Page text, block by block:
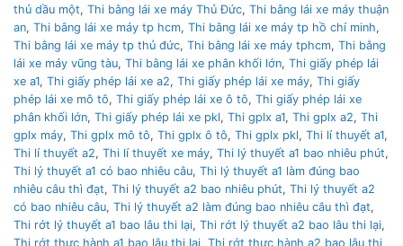
thủ dầu một, Thi bằng lái xe máy Thủ Đức, Thi bằng lái xe máy thuận
an, Thi bằng lái xe máy tp hcm, Thi bằng lái xe máy tp hồ chí minh,
Thi bằng lái xe máy tp thủ đức, Thi bằng lái xe máy tphcm, Thi bằng
lái xe máy vũng tàu, Thi bằng lái xe phân khối lớn, Thi giấy phép lái
xe a1, Thi giấy phép lái xe a2, Thi giấy phép lái xe máy, Thi giấy
phép lái xe mô tô, Thi giấy phép lái xe ô tô, Thi giấy phép lái xe
phân khối lớn, Thi giấy phép lái xe pkl, Thi gplx a1, Thi gplx a2, Thi
gplx máy, Thi gplx mô tô, Thi gplx ô tô, Thi gplx pkl, Thi lí thuyết a1,
Thi lí thuyết a2, Thi lí thuyết xe máy, Thi lý thuyết a1 bao nhiêu phút,
Thi lý thuyết a1 có bao nhiêu câu, Thi lý thuyết a1 làm đúng bao
nhiêu câu thì đạt, Thi lý thuyết a2 bao nhiêu phút, Thi lý thuyết a2
có bao nhiêu câu, Thi lý thuyết a2 làm đúng bao nhiêu câu thì đạt,
Thi rớt lý thuyết a1 bao lâu thi lại, Thi rớt lý thuyết a2 bao lâu thi lại,
Thi rớt thực hành a1 bao lâu thi lại, Thi rớt thực hành a2 bao lâu thi